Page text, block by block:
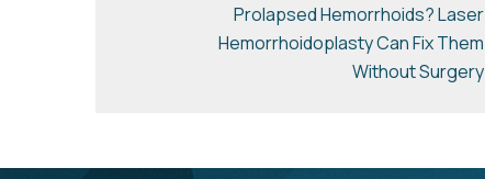
Prolapsed Hemorrhoids? Laser
Hemorrhoidoplasty Can Fix Them
Without Surgery